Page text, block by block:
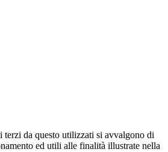
terzi da questo utilizzati si avvalgono di
ed utili alle finalità illustrate nella